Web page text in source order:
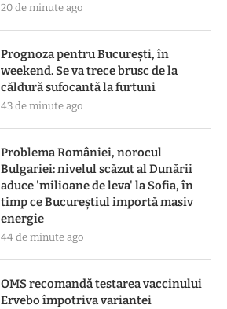
20 de minute ago
Prognoza pentru București, în
weekend. Se va trece brusc de la
căldură sufocantă la furtuni
43 de minute ago
Problema României, norocul
Bulgariei: nivelul scăzut al Dunării
aduce 'milioane de leva' la Sofia, în
timp ce Bucureștiul importă masiv
energie
44 de minute ago
OMS recomandă testarea vaccinului
Ervebo împotriva variantei